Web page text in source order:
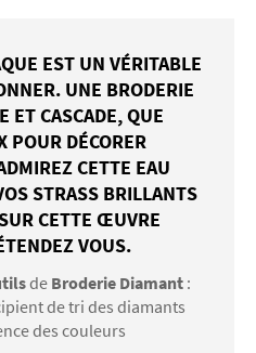
EST UN VÉRITABLE
UNE BRODERIE
ET CASCADE, QUE
POUR DÉCORER
CETTE EAU
STRASS BRILLANTS
CETTE ŒUVRE
VOUS.
de Broderie Diamant :
de tri des diamants
des couleurs